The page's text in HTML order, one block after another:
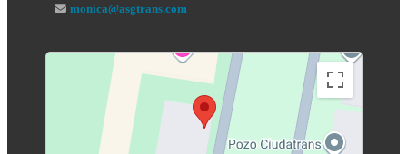
monica@asgtrans.com